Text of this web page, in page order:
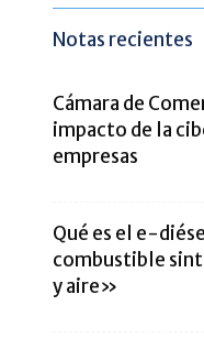
Notas recientes
Cámara de
impacto de la
empresas
Qué es el e-
combustible
y aire»